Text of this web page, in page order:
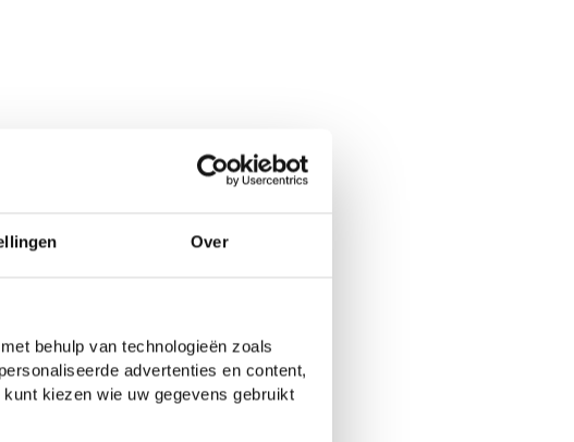
Over
behulp van technologieën zoals
advertenties en content,
kiezen wie uw gegevens gebruikt